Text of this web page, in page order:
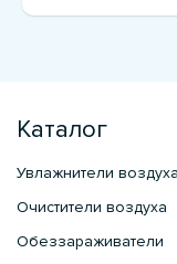
Каталог
Увлажнители воздуха
Очистители воздуха
Обеззараживатели